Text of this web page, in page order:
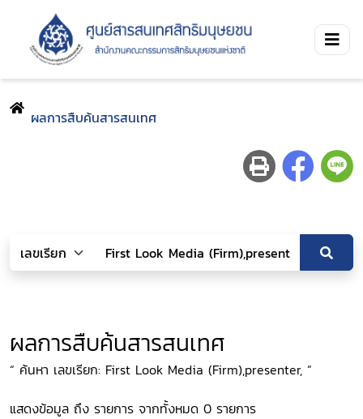
ผลการสืบค้นสารสนเทศ
ผลการสืบค้นสารสนเทศ
“ ค้นหา เลขเรียก: First Look Media (Firm),presenter, ”
แสดงข้อมูล ถึง รายการ จากทั้งหมด 0 รายการ